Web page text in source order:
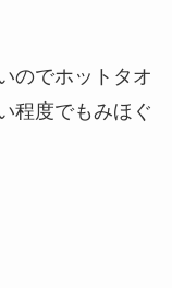
のでホットタオ
程度でもみほぐ